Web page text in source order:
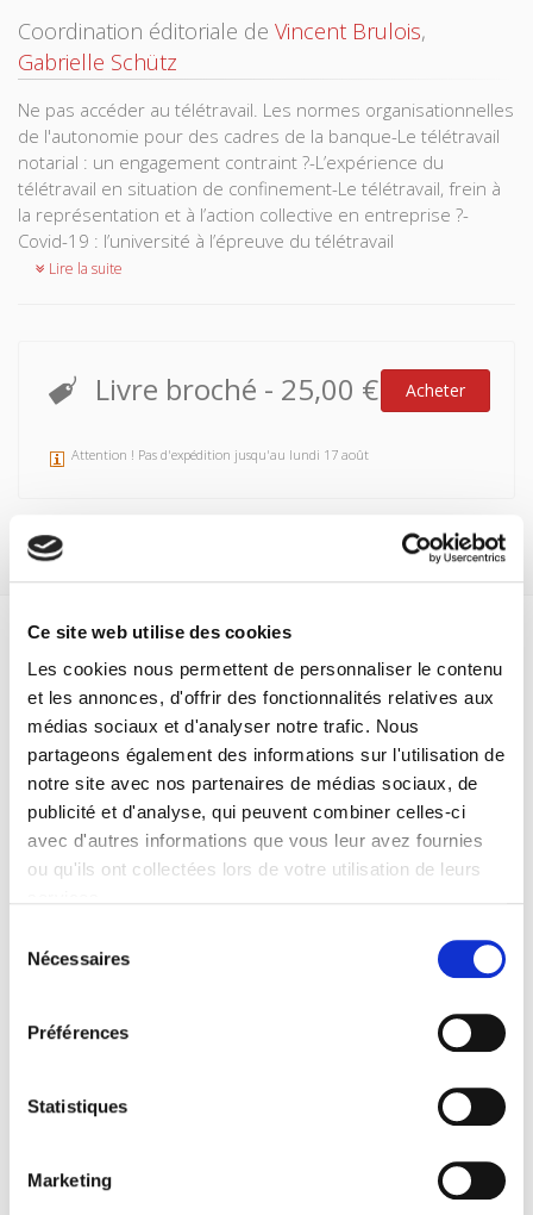
Ce site web utilise des cookies
Les cookies nous permettent de personnaliser le contenu
et les annonces, d'offrir des fonctionnalités relatives aux
médias sociaux et d'analyser notre trafic. Nous
partageons également des informations sur l'utilisation de
notre site avec nos partenaires de médias sociaux, de
publicité et d'analyse, qui peuvent combiner celles-ci
avec d'autres informations que vous leur avez fournies
ou qu'ils ont collectées lors de votre utilisation de leurs
Nécessaires
Préférences
Statistiques
Marketing
Coordination éditoriale de Vincent Brulois,
Gabrielle Schütz
Ne pas accéder au télétravail. Les normes organisationnelles
de l'autonomie pour des cadres de la banque-Le télétravail
notarial : un engagement contraint ?-L’expérience du
télétravail en situation de confinement-Le télétravail, frein à
la représentation et à l’action collective en entreprise ?-
Covid-19 : l’université à l’épreuve du télétravail
Lire la suite
Livre broché - 25,00 € Acheter
Attention ! Pas d'expédition jusqu'au lundi 17 août
Formats
Sommaire
Spécifications
Coordination éditoriale de
Revue
ISSN
12959278
français